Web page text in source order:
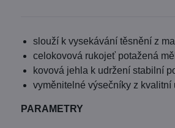
slouží k vysekávání těsnění z
celokovová rukojeť potažená
kovová jehla k udržení stabilní
vyměnitelné výsečníky z kvalitní
PARAMETRY